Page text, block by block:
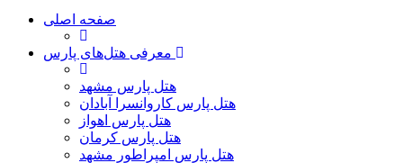
صفحه اصلی
هتل پارس مشهد
هتل پارس کاروانسرا آبادان
هتل پارس اهواز
هتل پارس کرمان
هتل پارس امپراطور مشهد